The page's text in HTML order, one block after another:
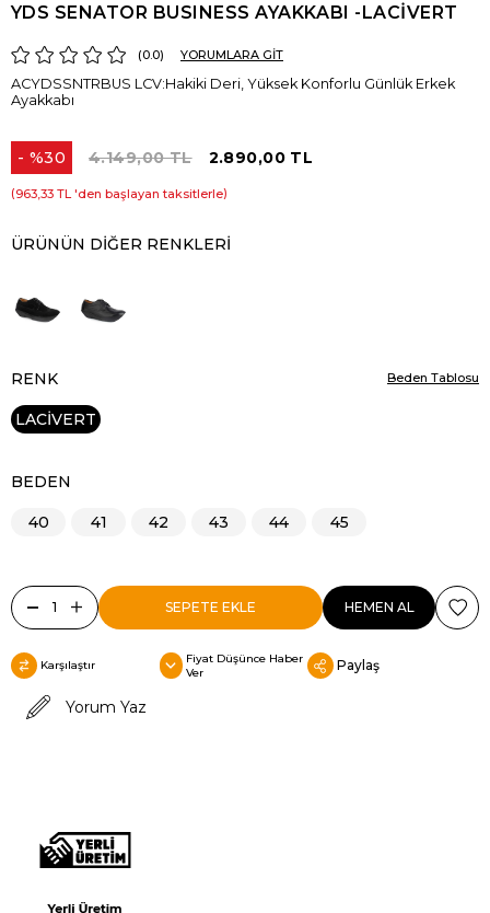
YDS SENATOR BUSINESS AYAKKABI -LACİVERT
0.0 YORUMLARA GİT
ACYDSSNTRBUS LCV:Hakiki Deri, Yüksek Konforlu Günlük Erkek
Ayakkabı
%30
İndirim
4.149,00 TL 2.890,00 TL
963,33 TL 'den başlayan taksitlerle
ÜRÜNÜN DIĞER RENKLERI
RENK
LACİVERT
BEDEN
40 41 42 43 44 45
Beden Tablosu
Karşılaştır
Fiyat Düşünce Haber
Ver
Paylaş
Yorum Yaz